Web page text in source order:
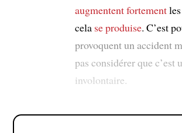
augmentent fortementles
cela se produise. C’est
provoquent un accident
pas considérer que c’est
involontaire.